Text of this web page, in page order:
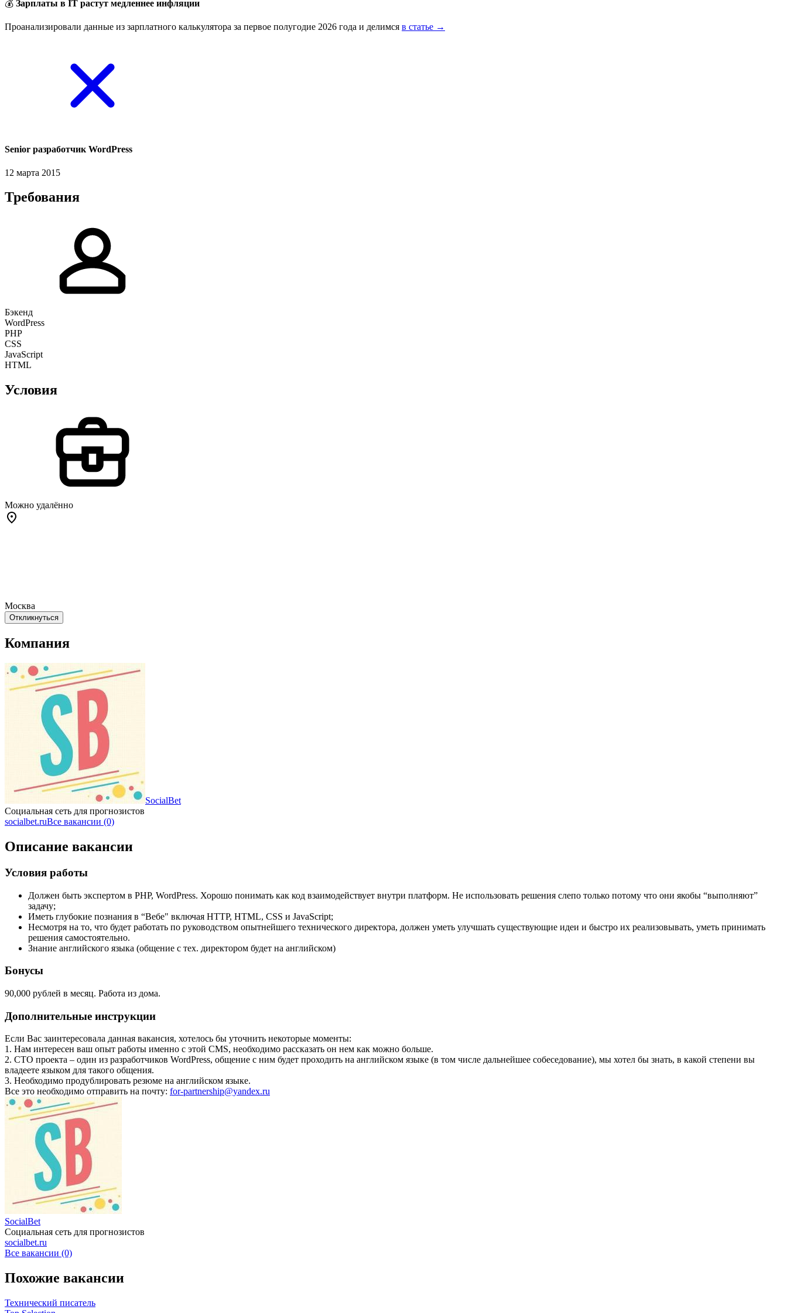
💰 Зарплаты в IT растут медленнее инфляции
Проанализировали данные из зарплатного калькулятора за первое полугодие 2026 года и делимся в статье →
Senior разработчик WordPress
12 марта 2015
Требования
Бэкенд
WordPress
PHP
CSS
JavaScript
HTML
Условия
Можно удалённо
Москва
Откликнуться
Компания
SocialBet
Социальная сеть для прогнозистов
socialbet.ruВсе вакансии (0)
Описание вакансии
Условия работы
Должен быть экспертом в PHP, WordPress. Хорошо понимать как код взаимодействует внутри платформ. Не использовать решения слепо только потому что они якобы “выполняют”
задачу;
Иметь глубокие познания в “Вебе" включая HTTP, HTML, CSS и JavaScript;
Несмотря на то, что будет работать по руководством опытнейшего технического директора, должен уметь улучшать существующие идеи и быстро их реализовывать, уметь принимать
решения самостоятельно.
Знание английского языка (общение с тех. директором будет на английском)
Бонусы
90,000 рублей в месяц. Работа из дома.
Дополнительные инструкции
Если Вас заинтересовала данная вакансия, хотелось бы уточнить некоторые моменты:
1. Нам интересен ваш опыт работы именно с этой CMS, необходимо рассказать он нем как можно больше.
2. CTO проекта – один из разработчиков WordPress, общение с ним будет проходить на английском языке (в том числе дальнейшее собеседование), мы хотел бы знать, в какой степени вы
владеете языком для такого общения.
3. Необходимо продублировать резюме на английском языке.
Все это необходимо отправить на почту: for-partnership@yandex.ru
SocialBet
Социальная сеть для прогнозистов
socialbet.ru
Все вакансии (0)
Похожие вакансии
Технический писатель